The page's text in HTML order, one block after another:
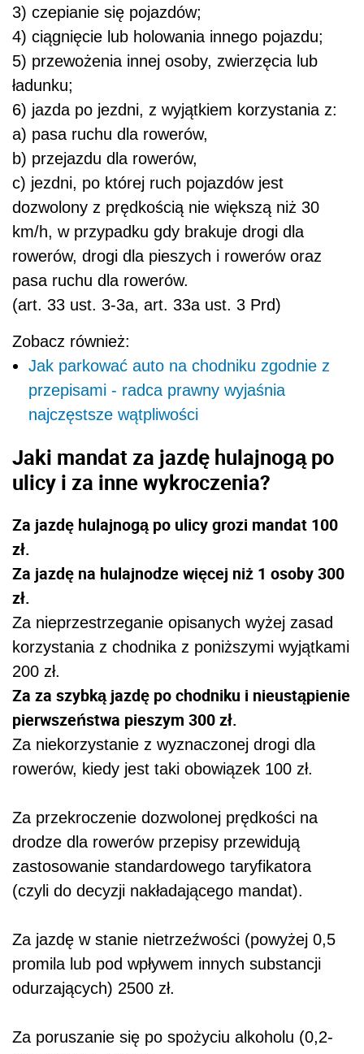
3) czepianie się pojazdów;
4) ciągnięcie lub holowania innego pojazdu;
5) przewożenia innej osoby, zwierzęcia lub
ładunku;
6) jazda po jezdni, z wyjątkiem korzystania z:
a) pasa ruchu dla rowerów,
b) przejazdu dla rowerów,
c) jezdni, po której ruch pojazdów jest
dozwolony z prędkością nie większą niż 30
km/h, w przypadku gdy brakuje drogi dla
rowerów, drogi dla pieszych i rowerów oraz
pasa ruchu dla rowerów.
(art. 33 ust. 3-3a, art. 33a ust. 3 Prd)
Zobacz również:
Jak parkować auto na chodniku zgodnie z
przepisami - radca prawny wyjaśnia
najczęstsze wątpliwości
Jaki mandat za jazdę hulajnogą po
ulicy i za inne wykroczenia?
Za jazdę hulajnogą po ulicy grozi mandat 100
zł.
Za jazdę na hulajnodze więcej niż 1 osoby 300
zł.
Za nieprzestrzeganie opisanych wyżej zasad
korzystania z chodnika z poniższymi wyjątkami
200 zł.
Za za szybką jazdę po chodniku i nieustąpienie
pierwszeństwa pieszym 300 zł.
Za niekorzystanie z wyznaczonej drogi dla
rowerów, kiedy jest taki obowiązek 100 zł.
Za przekroczenie dozwolonej prędkości na
drodze dla rowerów przepisy przewidują
zastosowanie standardowego taryfikatora
(czyli do decyzji nakładającego mandat).
Za jazdę w stanie nietrzeźwości (powyżej 0,5
promila lub pod wpływem innych substancji
odurzających) 2500 zł.
Za poruszanie się po spożyciu alkoholu (0,2-